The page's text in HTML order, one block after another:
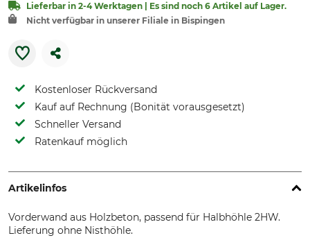
Lieferbar in 2-4 Werktagen | Es sind noch 6 Artikel auf Lager.
Nicht verfügbar in unserer Filiale in Bispingen
Kostenloser Rückversand
Kauf auf Rechnung (Bonität vorausgesetzt)
Schneller Versand
Ratenkauf möglich
Artikelinfos
Vorderwand aus Holzbeton, passend für Halbhöhle 2HW.
Lieferung ohne Nisthöhle.